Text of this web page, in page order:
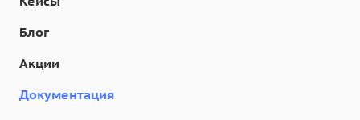
Блог
Акции
Документация